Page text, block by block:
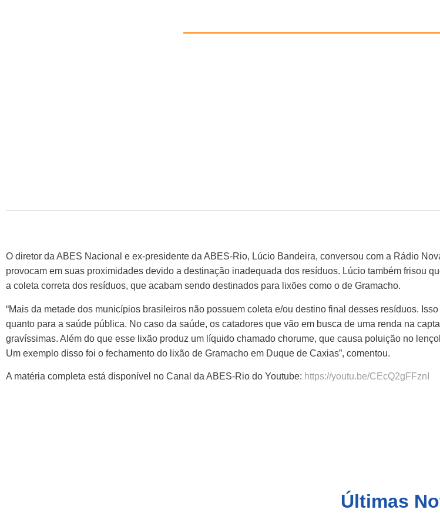
O diretor da ABES Nacional e ex-presidente da ABES-Rio, Lúcio Bandeira, conversou com a Rádio
provocam em suas proximidades devido a destinação inadequada dos resíduos. Lúcio também frisou
a coleta correta dos resíduos, que acabam sendo destinados para lixões como o de Gramacho.
“Mais da metade dos municípios brasileiros não possuem coleta e/ou destino final desses resíduos.
quanto para a saúde pública. No caso da saúde, os catadores que vão em busca de uma renda na
gravíssimas. Além do que esse lixão produz um líquido chamado chorume, que causa poluição no
Um exemplo disso foi o fechamento do lixão de Gramacho em Duque de Caxias”, comentou.
A matéria completa está disponível no Canal da ABES-Rio do Youtube: https://youtu.be/CEcQ2gFFznI
Últimas